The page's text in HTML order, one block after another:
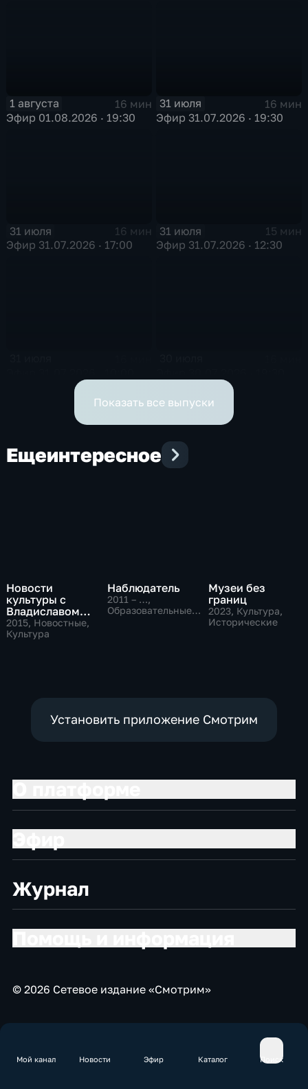
Мой канал Новости Эфир Каталог Поиск
1 августа
16 мин
Эфир 01.08.2026 · 19:30
31 июля
16 мин
Эфир 31.07.2026 · 19:30
31 июля
16 мин
Эфир 31.07.2026 · 17:00
31 июля
15 мин
Эфир 31.07.2026 · 12:30
Показать все выпуски
Ещеинтересное
Новости
культуры с
Владиславом
Флярковским
2015, Новостные,
Культура
Наблюдатель
2011 – …,
Образовательные,
Музеи без
границ
2023, Культура,
Исторические
Установить приложение Смотрим
Журнал
© 2026 Сетевое издание «Смотрим»